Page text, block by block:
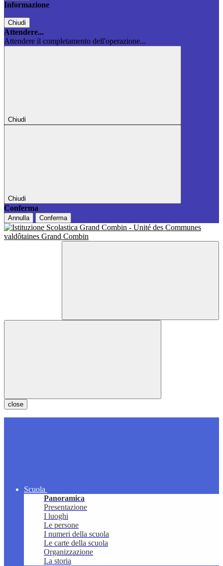
Informazione
Chiudi
Attendere...
Attendere il completamento dell'operazione...
Chiudi
Chiudi
Conferma
Annulla Conferma
close
Scuola
Panoramica
Presentazione
I luoghi
Le persone
I numeri della scuola
Le carte della scuola
Organizzazione
La storia